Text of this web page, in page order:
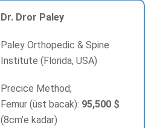
Dr. Dror Paley
Paley Orthopedic & Spine
Institute (Florida, USA)
Precice Method;
Femur (üst bacak): 95,500 $
(8cm’e kadar)